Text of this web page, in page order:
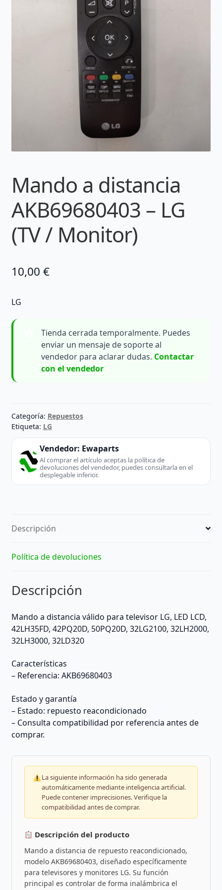
Mando a distancia
AKB69680403 – LG
(TV / Monitor)
10,00 €
LG
Tienda cerrada temporalmente. Puedes
enviar un mensaje de soporte al
vendedor para aclarar dudas. Contactar
con el vendedor
Categoría: Repuestos
Etiqueta: LG
Vendedor: Ewaparts
Al comprar el artículo aceptas la política de
devoluciones del vendedor, puedes consultarla en el
desplegable inferior.
Descripción
Política de devoluciones
Descripción
Mando a distancia válido para televisor LG, LED LCD,
42LH35FD, 42PQ20D, 50PQ20D, 32LG2100, 32LH2000,
32LH3000, 32LD320
Características
– Referencia: AKB69680403
Estado y garantía
– Estado: repuesto reacondicionado
– Consulta compatibilidad por referencia antes de
comprar.
La siguiente información ha sido generada
automáticamente mediante inteligencia artificial.
Puede contener imprecisiones. Verifique la
compatibilidad antes de comprar.
Descripción del producto
Mando a distancia de repuesto reacondicionado,
modelo AKB69680403, diseñado específicamente
para televisores y monitores LG. Su función
principal es controlar de forma inalámbrica el